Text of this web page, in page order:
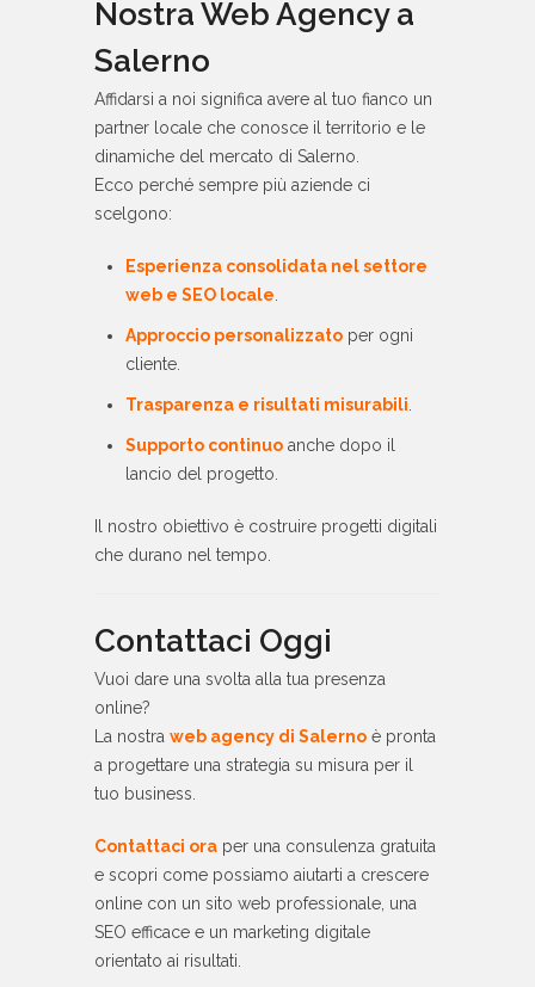
Nostra Web Agency a
Salerno
Affidarsi a noi significa avere al tuo fianco un
partner locale che conosce il territorio e le
dinamiche del mercato di Salerno.
Ecco perché sempre più aziende ci
scelgono:
Esperienza consolidata nel settore
web e SEO locale
Approccio personalizzato per ogni
cliente.
Trasparenza e risultati misurabili
Supporto continuo anche dopo il
lancio del progetto.
Il nostro obiettivo è costruire progetti digitali
che durano nel tempo.
Contattaci Oggi
Vuoi dare una svolta alla tua presenza
online?
La nostra web agency di Salerno è pronta
a progettare una strategia su misura per il
tuo business.
Contattaci ora per una consulenza gratuita
e scopri come possiamo aiutarti a crescere
online con un sito web professionale, una
SEO efficace e un marketing digitale
orientato ai risultati.